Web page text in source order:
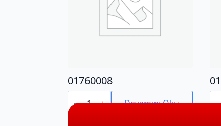
01760008
01760008
adet Devamını Oku